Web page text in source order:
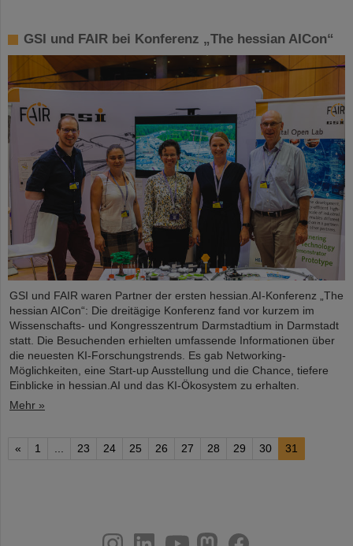
GSI und FAIR bei Konferenz „The hessian AICon“
GSI und FAIR waren Partner der ersten hessian.AI-Konferenz „The
hessian AICon“: Die dreitägige Konferenz fand vor kurzem im
Wissenschafts- und Kongresszentrum Darmstadtium in Darmstadt
statt. Die Besuchenden erhielten umfassende Informationen über
die neuesten KI-Forschungstrends. Es gab Networking-
Möglichkeiten, eine Start-up Ausstellung und die Chance, tiefere
Einblicke in hessian.AI und das KI-Ökosystem zu erhalten.
Mehr »
« 1 23 24 25 26 27 28 29 30 31
youtube
helmholtz.social
facebook